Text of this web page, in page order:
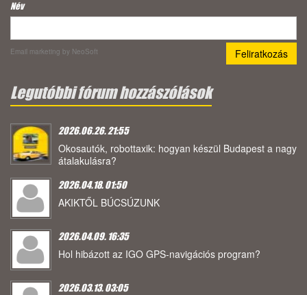
Név
Email marketing by NeoSoft
Legutóbbi fórum hozzászólások
2026.06.26. 21:55
Okosautók, robottaxik: hogyan készül Budapest a nagy
átalakulásra?
2026.04.18. 01:50
AKIKTŐL BÚCSÚZUNK
2026.04.09. 16:35
Hol hibázott az IGO GPS-navigációs program?
2026.03.13. 03:05